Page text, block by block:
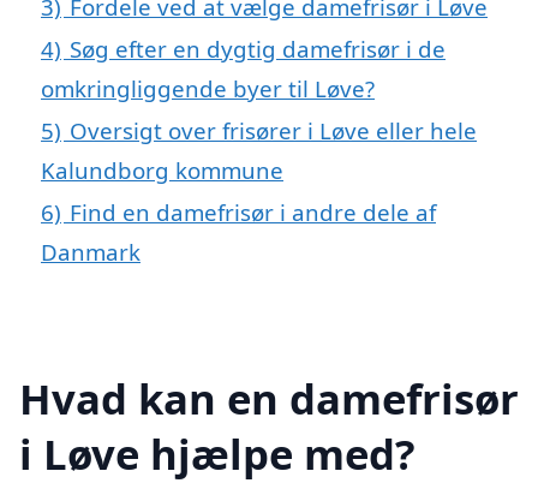
3) Fordele ved at vælge damefrisør i Løve
4) Søg efter en dygtig damefrisør i de
omkringliggende byer til Løve?
5) Oversigt over frisører i Løve eller hele
Kalundborg kommune
6) Find en damefrisør i andre dele af
Danmark
Hvad kan en damefrisør
i Løve hjælpe med?